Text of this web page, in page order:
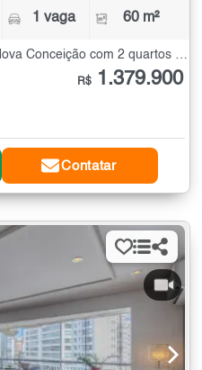
1 vaga 60 m²
Apartamento à Venda na Vila Nova Conceição com 2 quartos - 60 m²
R$ 1.379.900
Contatar